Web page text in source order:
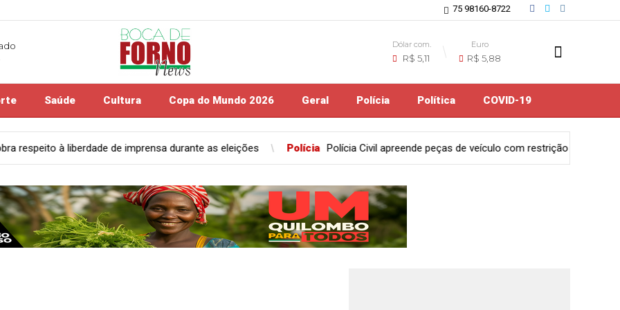
75 98160-8722
Dólar com.
R$ 5,11
Euro
R$ 5,88
Saúde Cultura Copa do Mundo 2026 Geral Polícia Política COVID-19
durante as eleições Polícia Polícia Civil apreende peças de veículo com restrição de furto mediante fraude em Feira de